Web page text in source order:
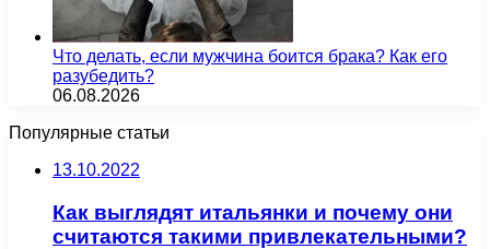
Что делать, если мужчина боится брака? Как его
разубедить?
06.08.2026
Популярные статьи
13.10.2022
Как выглядят итальянки и почему они
считаются такими привлекательными?